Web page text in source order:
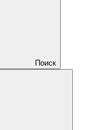
Поиск